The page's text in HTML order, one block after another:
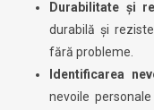
Durabilitate și
durabilă și
fără probleme.
Identificarea
nevoile